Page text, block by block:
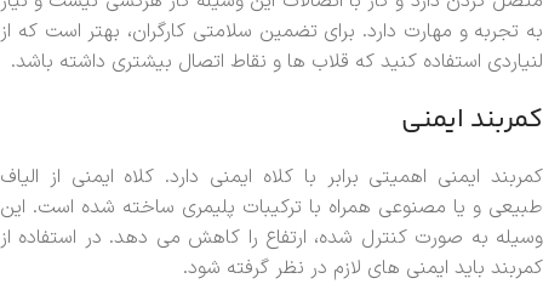
به تجربه و مهارت دارد. برای تضمین سلامتی کارگران، بهتر است که از
لنیاردی استفاده کنید که قلاب ها و نقاط اتصال بیشتری داشته باشد.
کمربند ایمنی
کمربند ایمنی اهمیتی برابر با کلاه ایمنی دارد. کلاه ایمنی از الیاف
طبیعی و یا مصنوعی همراه با ترکیبات پلیمری ساخته شده است. این
وسیله به صورت کنترل شده، ارتفاع را کاهش می دهد. در استفاده از
کمربند باید ایمنی های لازم در نظر گرفته شود.